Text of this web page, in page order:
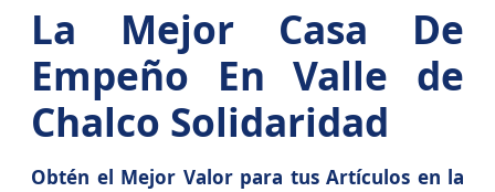
La Mejor Casa De
Empeño En Valle de
Chalco Solidaridad
Obtén el Mejor Valor para tus Artículos en la